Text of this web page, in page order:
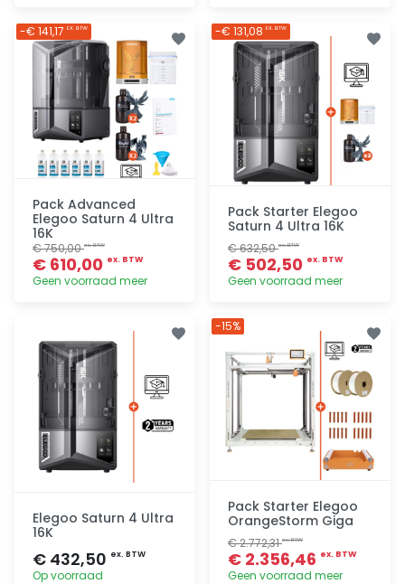
Pack Advanced
Elegoo Saturn 4 Ultra
16K
€ 750,00ex. BTW
€ 610,00 ex. BTW
Geen voorraad meer
-€ 141,17 EX. BTW
Pack Starter Elegoo
Saturn 4 Ultra 16K
€ 632,50ex. BTW
€ 502,50 ex. BTW
Geen voorraad meer
-€ 131,08 EX. BTW
Elegoo Saturn 4 Ultra
16K
€ 432,50 ex. BTW
Op voorraad
Pack Starter Elegoo
OrangeStorm Giga
€ 2.772,31ex. BTW
€ 2.356,46 ex. BTW
Geen voorraad meer
-15%